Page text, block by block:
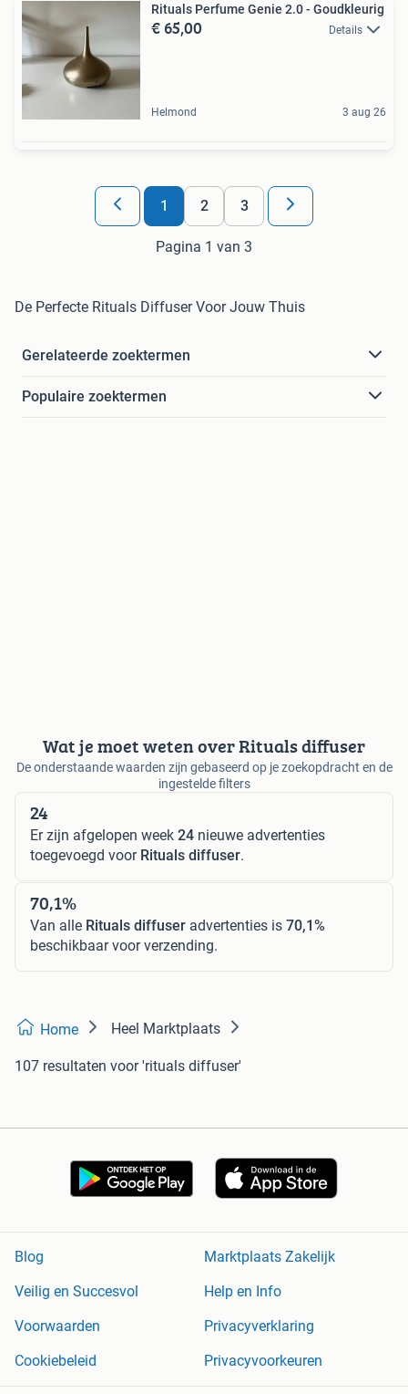
Rituals Perfume Genie 2.0 - Goudkleurig
€ 65,00 Details
Helmond 3 aug 26
1 2 3
Pagina 1 van 3
De Perfecte Rituals Diffuser Voor Jouw Thuis
Gerelateerde zoektermen
Populaire zoektermen
Wat je moet weten over Rituals diffuser
De onderstaande waarden zijn gebaseerd op je zoekopdracht en de
ingestelde filters
24
Er zijn afgelopen week 24 nieuwe advertenties
toegevoegd voor Rituals diffuser.
70,1%
Van alle Rituals diffuser advertenties is 70,1%
beschikbaar voor verzending.
Home Heel Marktplaats
107 resultaten voor 'rituals diffuser'
Blog
Marktplaats Zakelijk
Veilig en Succesvol
Help en Info
Voorwaarden
Privacyverklaring
Cookiebeleid
Privacyvoorkeuren